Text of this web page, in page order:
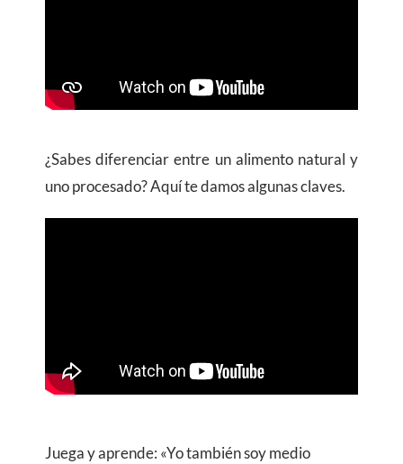
¿Sabes diferenciar entre un alimento natural y
uno procesado? Aquí te damos algunas claves.
Juega y aprende: «Yo también soy medio